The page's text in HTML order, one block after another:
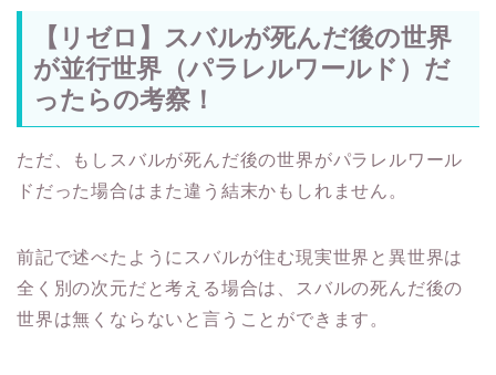
【リゼロ】スバルが死んだ後の世界
が並行世界（パラレルワールド）だ
ったらの考察！
ただ、もしスバルが死んだ後の世界がパラレルワール
ドだった場合はまた違う結末かもしれません。
前記で述べたようにスバルが住む現実世界と異世界は
全く別の次元だと考える場合は、スバルの死んだ後の
世界は無くならないと言うことができます。